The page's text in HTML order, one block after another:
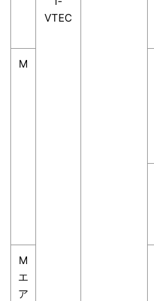
VTEC
M
M
エ
ア